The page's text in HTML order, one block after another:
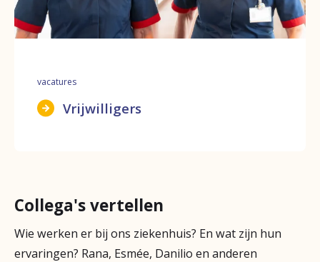
vacatures
Vrijwilligers
Collega's vertellen
Wie werken er bij ons ziekenhuis? En wat zijn hun
ervaringen? Rana, Esmée, Danilio en anderen